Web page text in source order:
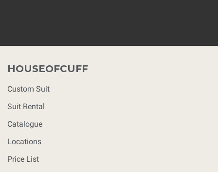
HOUSEOFCUFF
Custom Suit
Suit Rental
Catalogue
Locations
Price List